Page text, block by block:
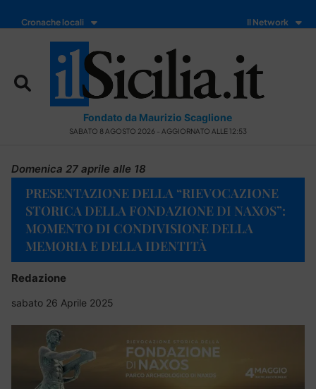
Cronache locali Il Network
Fondato da Maurizio Scaglione
SABATO 8 AGOSTO 2026 - AGGIORNATO ALLE 12:53
Domenica 27 aprile alle 18
PRESENTAZIONE DELLA “RIEVOCAZIONE
STORICA DELLA FONDAZIONE DI NAXOS”:
MOMENTO DI CONDIVISIONE DELLA
MEMORIA E DELLA IDENTITÀ
Redazione
sabato 26 Aprile 2025